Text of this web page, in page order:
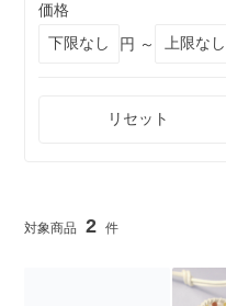
価格
円 ～
リセット
2